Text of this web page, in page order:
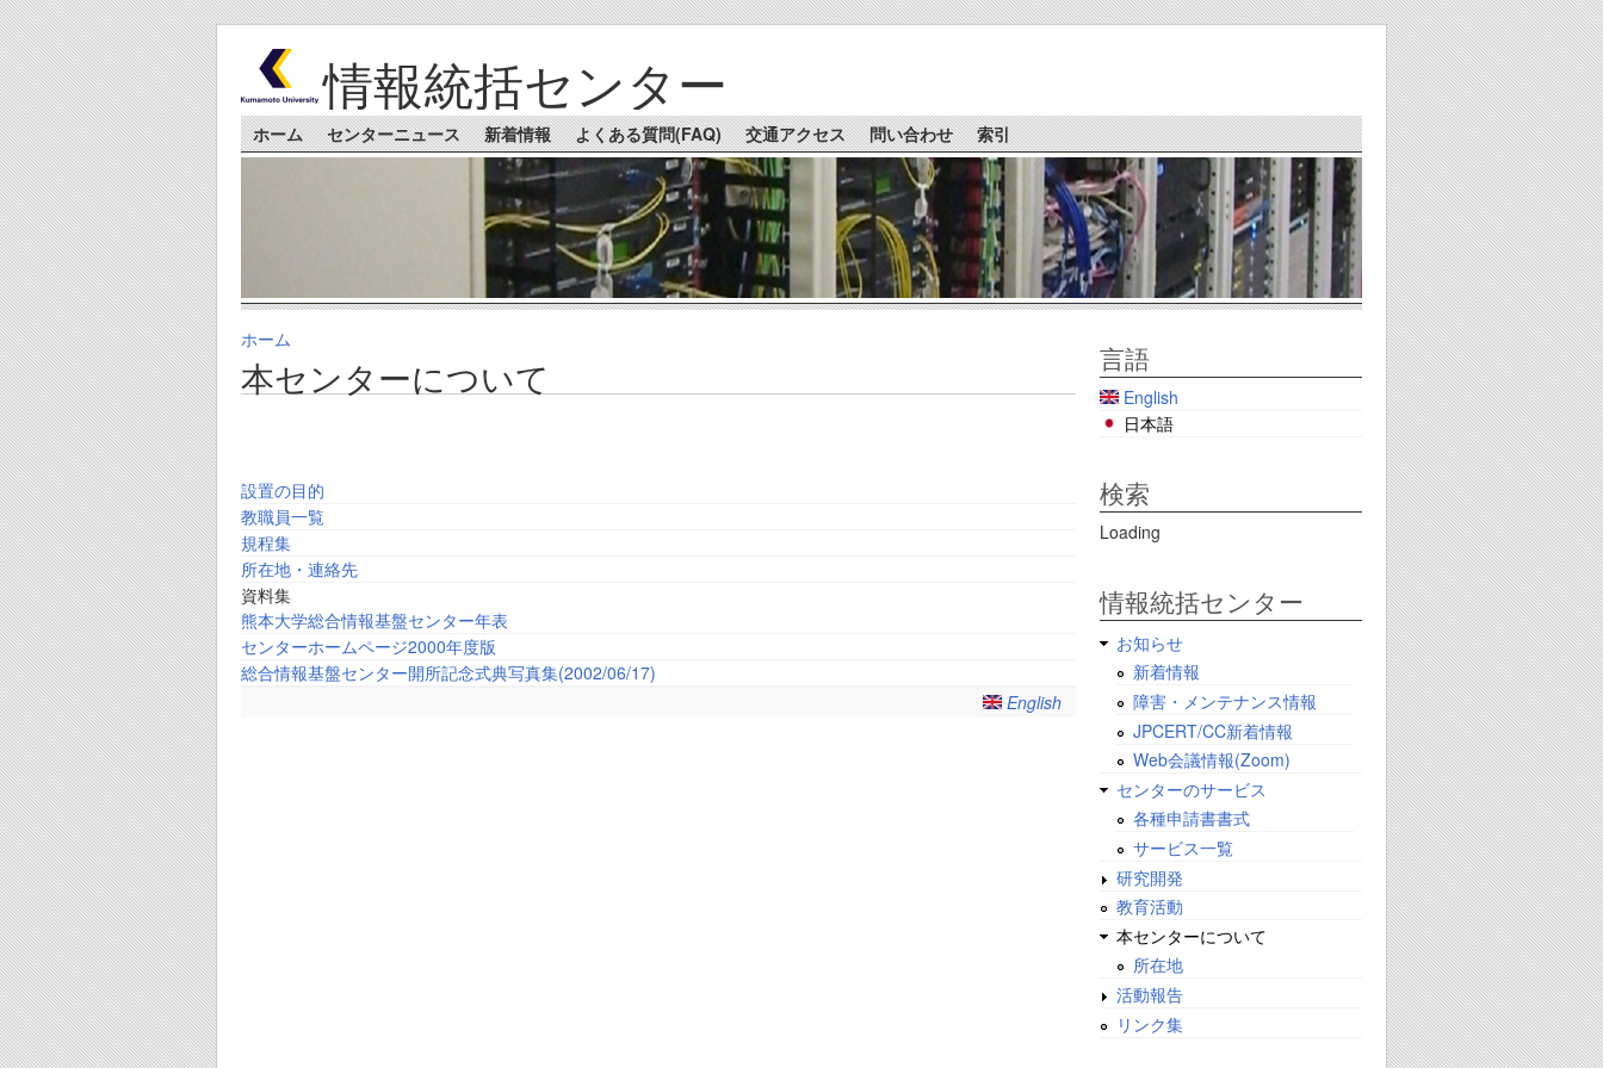
Skip to main content
情報統括センター
Main menu
ホーム センターニュース 新着情報 よくある質問(FAQ) 交通アクセス 問い合わせ 索引
You are here
ホーム
本センターについて
設置の目的
教職員一覧
規程集
所在地・連絡先
資料集
熊本大学総合情報基盤センター年表
センターホームページ2000年度版
総合情報基盤センター開所記念式典写真集(2002/06/17)
English
言語
English
日本語
検索
Loading
情報統括センター
お知らせ
新着情報
障害・メンテナンス情報
JPCERT/CC新着情報
Web会議情報(Zoom)
センターのサービス
各種申請書書式
サービス一覧
研究開発
教育活動
本センターについて
所在地
活動報告
リンク集